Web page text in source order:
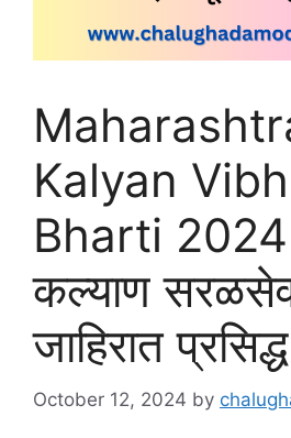
Kalyan
Bharti
कल्याण
जाहिरात प्रसिद्ध
October 12, 2024 by